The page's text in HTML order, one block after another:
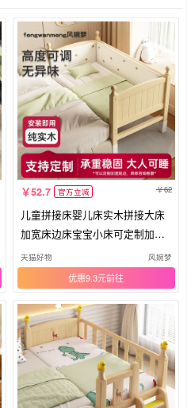
52.7 官方立减 62
儿童拼接床婴儿床实木拼接大床
加宽床边床宝宝小床可定制加床
拼床
天猫好物 风婉梦
优惠9.3元